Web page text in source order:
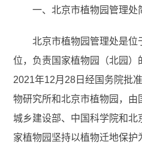
一、北京市植物园管理处
北京市植物园管理处是位
位，负责国家植物园（北园
2021年12月28日经国务院批
物研究所和北京市植物园，由
城乡建设部、中国科学院和北
家植物园坚持以植物迁地保